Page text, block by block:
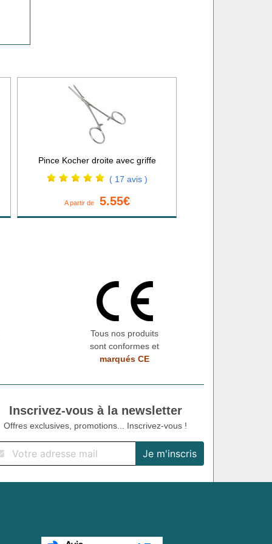
Pince Kocher droite avec griffe
( 17 avis )
A partir de 5.55€
Tous nos produits
sont conformes et
marqués CE
Inscrivez-vous à la newsletter
Offres exclusives, promotions... Inscrivez-vous !